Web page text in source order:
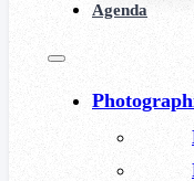
Agenda